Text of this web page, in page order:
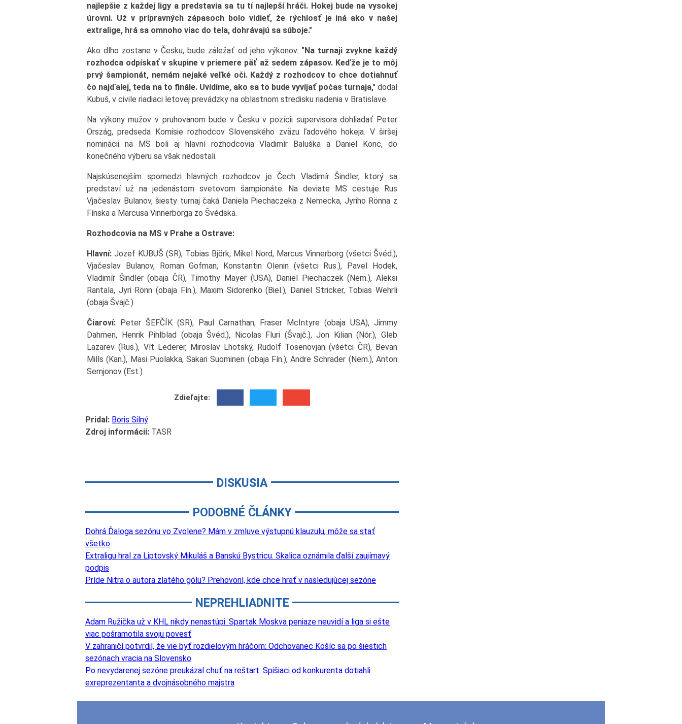
najlepšie z každej ligy a predstavia sa tu tí najlepší hráči. Hokej bude na vysokej
úrovni. Už v prípravných zápasoch bolo vidieť, že rýchlosť je iná ako v našej
extralige, hrá sa omnoho viac do tela, dohrávajú sa súboje."
Ako dlho zostane v Česku, bude záležať od jeho výkonov. "Na turnaji zvykne každý
rozhodca odpískať v skupine v priemere päť až sedem zápasov. Keďže je to môj
prvý šampionát, nemám nejaké veľké oči. Každý z rozhodcov to chce dotiahnuť
čo najďalej, teda na to finále. Uvidíme, ako sa to bude vyvíjať počas turnaja," dodal
Kubuš, v civile riadiaci letovej prevádzky na oblastnom stredisku riadenia v Bratislave.
Na výkony mužov v pruhovanom bude v Česku v pozícii supervisora dohliadať Peter
Ország, predseda Komisie rozhodcov Slovenského zväzu ľadového hokeja. V širšej
nominácii na MS boli aj hlavní rozhodcovia Vladimír Baluška a Daniel Konc, do
konečného výberu sa však nedostali.
Najskúsenejším spomedzi hlavných rozhodcov je Čech Vladimír Šindler, ktorý sa
predstaví už na jedenástom svetovom šampionáte. Na deviate MS cestuje Rus
Vjačeslav Bulanov, šiesty turnaj čaká Daniela Piechaczeka z Nemecka, Jyriho Rönna z
Fínska a Marcusa Vinnerborga zo Švédska.
Rozhodcovia na MS v Prahe a Ostrave:
Hlavní: Jozef KUBUŠ (SR), Tobias Björk, Mikel Nord, Marcus Vinnerborg (všetci Švéd.),
Vjačeslav Bulanov, Roman Gofman, Konstantin Olenin (všetci Rus.), Pavel Hodek,
Vladimír Šindler (obaja ČR), Timothy Mayer (USA), Daniel Piechaczek (Nem.), Aleksi
Rantala, Jyri Rönn (obaja Fín.), Maxim Sidorenko (Biel.), Daniel Stricker, Tobias Wehrli
(obaja Švajč.)
Čiaroví: Peter ŠEFČÍK (SR), Paul Carnathan, Fraser McIntyre (obaja USA), Jimmy
Dahmen, Henrik Pihlblad (obaja Švéd.), Nicolas Fluri (Švajč.), Jon Kilian (Nór.), Gleb
Lazarev (Rus.), Vít Lederer, Miroslav Lhotský, Rudolf Tosenovjan (všetci ČR), Bevan
Mills (Kan.), Masi Puolakka, Sakari Suominen (obaja Fín.), Andre Schrader (Nem.), Anton
Semjonov (Est.)
Zdieľajte:
Pridal: Boris Silný
Zdroj informácií: TASR
DISKUSIA
PODOBNÉ ČLÁNKY
Dohrá Ďaloga sezónu vo Zvolene? Mám v zmluve výstupnú klauzulu, môže sa stať
všetko
Extraligu hral za Liptovský Mikuláš a Banskú Bystricu. Skalica oznámila ďalší zaujímavý
podpis
Príde Nitra o autora zlatého gólu? Prehovoril, kde chce hrať v nasledujúcej sezóne
NEPREHLIADNITE
Adam Ružička už v KHL nikdy nenastúpi. Spartak Moskva peniaze neuvidí a liga si ešte
viac pošramotila svoju povesť
V zahraničí potvrdil, že vie byť rozdielovým hráčom: Odchovanec Košíc sa po šiestich
sezónach vracia na Slovensko
Po nevydarenej sezóne preukázal chuť na reštart: Spišiaci od konkurenta dotiahli
exreprezentanta a dvojnásobného majstra